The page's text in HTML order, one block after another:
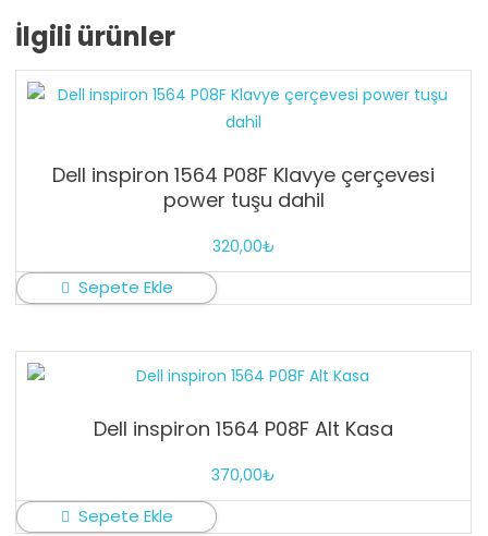
İlgili ürünler
Dell inspiron 1564 P08F Klavye çerçevesi
power tuşu dahil
320,00₺
Sepete Ekle
Dell inspiron 1564 P08F Alt Kasa
370,00₺
Sepete Ekle